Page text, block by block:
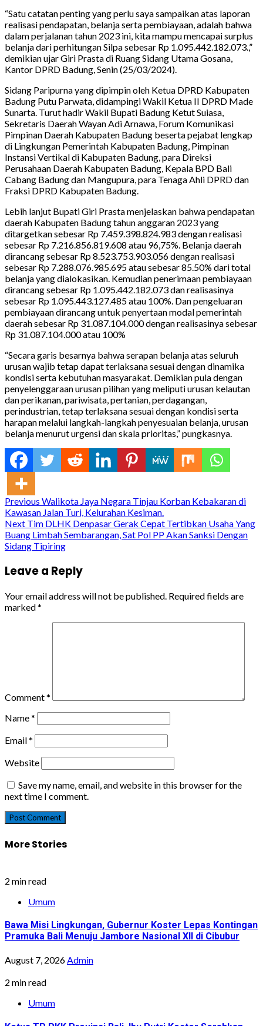
“Satu catatan penting yang perlu saya sampaikan atas laporan
realisasi pendapatan, belanja serta pembiayaan, adalah bahwa
dalam perjalanan tahun 2023 ini, kita mampu mencapai surplus
belanja dari perhitungan Silpa sebesar Rp 1.095.442.182.073.,”
demikian ujar Giri Prasta di Ruang Sidang Utama Gosana,
Kantor DPRD Badung, Senin (25/03/2024).
Sidang Paripurna yang dipimpin oleh Ketua DPRD Kabupaten
Badung Putu Parwata, didampingi Wakil Ketua II DPRD Made
Sunarta. Turut hadir Wakil Bupati Badung Ketut Suiasa,
Sekretaris Daerah Wayan Adi Arnawa, Forum Komunikasi
Pimpinan Daerah Kabupaten Badung beserta pejabat lengkap
di Lingkungan Pemerintah Kabupaten Badung, Pimpinan
Instansi Vertikal di Kabupaten Badung, para Direksi
Perusahaan Daerah Kabupaten Badung, Kepala BPD Bali
Cabang Badung dan Mangupura, para Tenaga Ahli DPRD dan
Fraksi DPRD Kabupaten Badung.
Lebih lanjut Bupati Giri Prasta menjelaskan bahwa pendapatan
daerah Kabupaten Badung tahun anggaran 2023 yang
ditargetkan sebesar Rp 7.459.398.824.983 dengan realisasi
sebesar Rp 7.216.856.819.608 atau 96,75%. Belanja daerah
dirancang sebesar Rp 8.523.753.903.056 dengan realisasi
sebesar Rp 7.288.076.985.695 atau sebesar 85.50% dari total
belanja yang dialokasikan. Kemudian penerimaan pembiayaan
dirancang sebesar Rp 1.095.442.182.073 dan realisasinya
sebesar Rp 1.095.443.127.485 atau 100%. Dan pengeluaran
pembiayaan dirancang untuk penyertaan modal pemerintah
daerah sebesar Rp 31.087.104.000 dengan realisasinya sebesar
Rp 31.087.104.000 atau 100%
“Secara garis besarnya bahwa serapan belanja atas seluruh
urusan wajib tetap dapat terlaksana sesuai dengan dinamika
kondisi serta kebutuhan masyarakat. Demikian pula dengan
penyelenggaraan urusan pilihan yang meliputi urusan kelautan
dan perikanan, pariwisata, pertanian, perdagangan,
perindustrian, tetap terlaksana sesuai dengan kondisi serta
harapan melalui langkah-langkah penyesuaian belanja, urusan
belanja menurut urgensi dan skala prioritas,” pungkasnya.
Continue
Reading
Previous Walikota Jaya Negara Tinjau Korban Kebakaran di
Kawasan Jalan Turi, Kelurahan Kesiman.
Next Tim DLHK Denpasar Gerak Cepat Tertibkan Usaha Yang
Buang Limbah Sembarangan, Sat Pol PP Akan Sanksi Dengan
Sidang Tipiring
Leave a Reply
Your email address will not be published. Required fields are
marked*
Comment*
Name*
Email*
Website
Save my name, email, and website in this browser for the
next time I comment.
More Stories
2 min read
Umum
Bawa Misi Lingkungan, Gubernur Koster Lepas Kontingan
Pramuka Bali Menuju Jambore Nasional XII di Cibubur
August 7, 2026Admin
2 min read
Umum